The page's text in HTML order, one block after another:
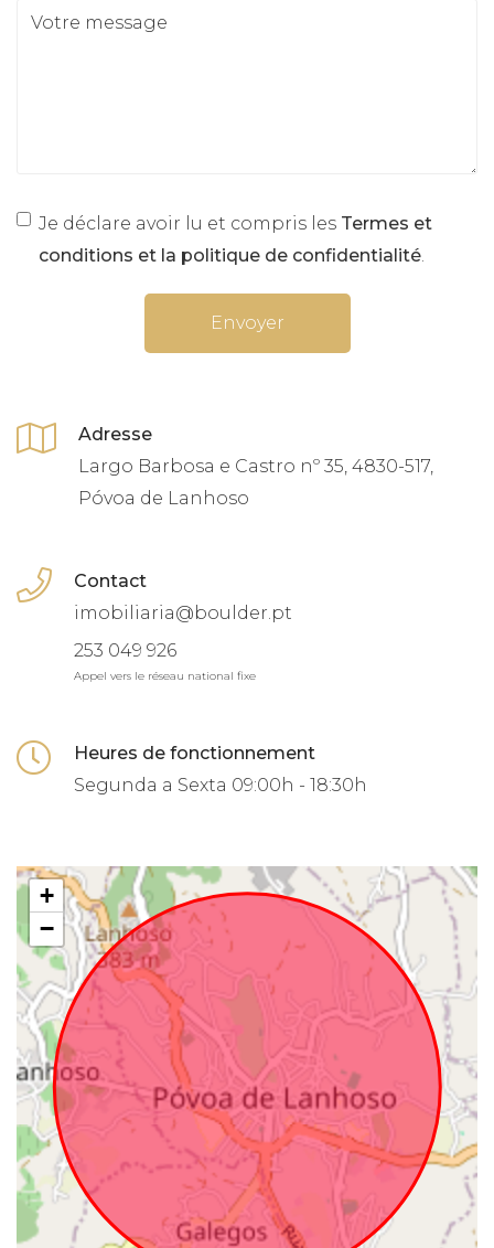
Votre message
Je déclare avoir lu et compris les Termes et
conditions et la politique de confidentialité
Envoyer
Adresse
Largo Barbosa e Castro nº 35, 4830-517,
Póvoa de Lanhoso
Contact
imobiliaria@boulder.pt
253 049 926
Appel vers le réseau national fixe
Heures de fonctionnement
Segunda a Sexta 09:00h - 18:30h
+
−